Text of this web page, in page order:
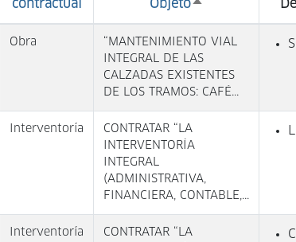
contractual
Objeto Ordenar
descendente
Obra
“MANTENIMIENTO VIAL
INTEGRAL DE LAS
CALZADAS EXISTENTES
DE LOS TRAMOS: CAFÉ...
Interventoría
CONTRATAR “LA
INTERVENTORÍA
INTEGRAL
(ADMINISTRATIVA,
FINANCIERA, CONTABLE,...
Interventoría
CONTRATAR “LA